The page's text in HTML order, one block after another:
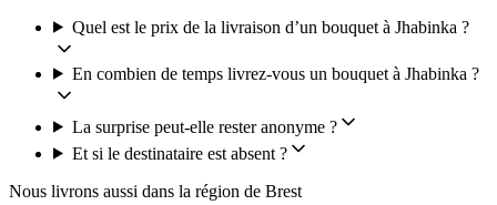
Quel est le prix de la livraison d’un bouquet à Jhabinka ?
En combien de temps livrez-vous un bouquet à Jhabinka ?
La surprise peut-elle rester anonyme ?
Et si le destinataire est absent ?
Nous livrons aussi dans la région de Brest